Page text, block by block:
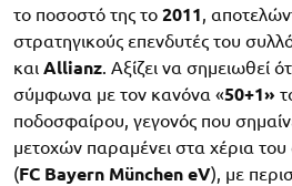
το ποσοστό της το 2011,
στρατηγικούς επενδυτές του
και Allianz. Αξίζει να σημειωθεί
σύμφωνα με τον κανόνα «50+1»
ποδοσφαίρου, γεγονός που
μετοχών παραμένει στα χέρια
(FC Bayern München eV), με